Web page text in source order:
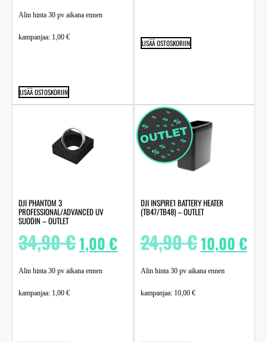
Alin hinta 30 pv aikana ennen
kampanjaa: 1,00 €
LISÄÄ OSTOSKORIIN
LISÄÄ OSTOSKORIIN
DJI PHANTOM 3
PROFESSIONAL/ADVANCED UV
SUODIN – OUTLET
34,90€1,00€
Alin hinta 30 pv aikana ennen
kampanjaa: 1,00 €
DJI INSPIRE1 BATTERY HEATER
(TB47/TB48) – OUTLET
24,90€10,00€
Alin hinta 30 pv aikana ennen
kampanjaa: 10,00 €